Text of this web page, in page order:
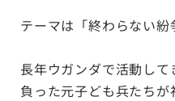
テーマは「終わらない紛
長年ウガンダで活動し
負った元子ども兵たち